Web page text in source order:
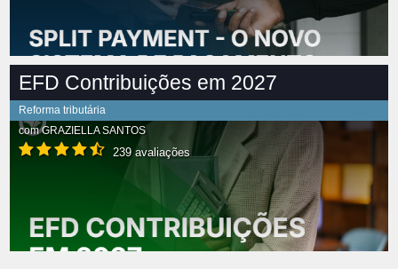
EFD Contribuições em 2027
Reforma tributária
comGRAZIELLA SANTOS
239 avaliações